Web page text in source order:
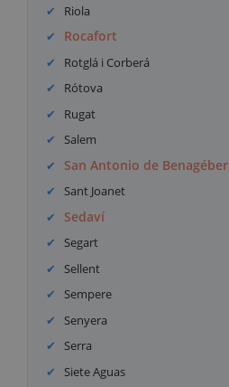
Riola
Rocafort
Rotglá i Corberá
Rótova
Rugat
Salem
San Antonio de Benagéber
Sant Joanet
Sedaví
Segart
Sellent
Sempere
Senyera
Serra
Siete Aguas